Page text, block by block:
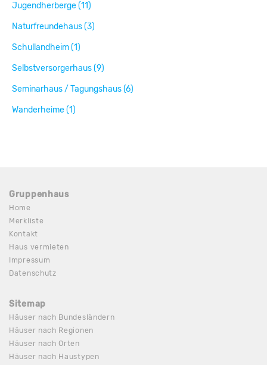
Jugendherberge (11)
Naturfreundehaus (3)
Schullandheim (1)
Selbstversorgerhaus (9)
Seminarhaus / Tagungshaus (6)
Wanderheime (1)
Gruppenhaus
Home
Merkliste
Kontakt
Haus vermieten
Impressum
Datenschutz
Sitemap
Häuser nach Bundesländern
Häuser nach Regionen
Häuser nach Orten
Häuser nach Haustypen